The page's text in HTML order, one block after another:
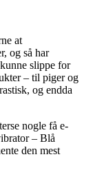
at
og så har
slippe for
– til piger og
og endda
nogle få e-
– Blå
den mest